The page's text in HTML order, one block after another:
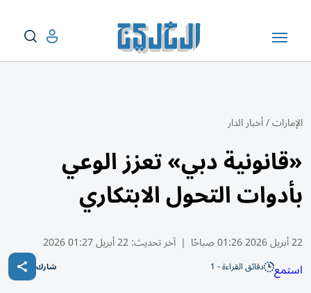
الإمارات/أخبار الدار
«قانونية دبي» تعزز الوعي
بأدوات التحول الابتكاري
22 أبريل 2026 01:26 صباحًا | آخر تحديث:22 أبريل 01:27 2026
استمع دقائق القراءة - 1 شارك